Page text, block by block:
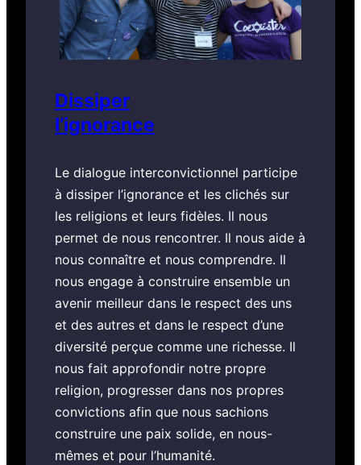
Dissiper
l’ignorance
Le dialogue interconvictionnel participe
à dissiper l’ignorance et les clichés sur
les religions et leurs fidèles. Il nous
permet de nous rencontrer. Il nous aide à
nous connaître et nous comprendre. Il
nous engage à construire ensemble un
avenir meilleur dans le respect des uns
et des autres et dans le respect d’une
diversité perçue comme une richesse. Il
nous fait approfondir notre propre
religion, progresser dans nos propres
convictions afin que nous sachions
construire une paix solide, en nous-
mêmes et pour l’humanité.